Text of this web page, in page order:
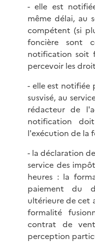
- elle est
même délai, au
compétent (si
foncière sont
notification soit
percevoir les
- elle est notifiée
susvisé, au
rédacteur de
notification
l'exécution de la
- la déclaration
service des
heures : la
paiement du
ultérieure de cet
formalité
contrat de
perception